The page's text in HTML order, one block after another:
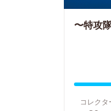
〜特攻
コレクタ